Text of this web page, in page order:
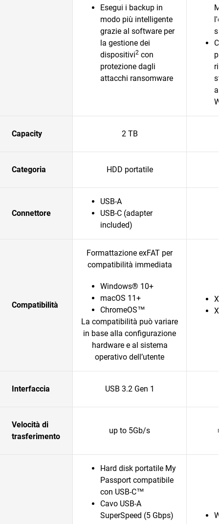
Esegui i backup in
modo più intelligente
grazie al software per
la gestione dei
dispositivi2 con
protezione dagli
attacchi ransomware
Capacity 2 TB
Categoria HDD portatile
Connettore
USB-A
USB-C (adapter
included)
Compatibilità
Formattazione exFAT per
compatibilità immediata
Windows® 10+
macOS 11+
ChromeOS™
La compatibilità può variare
in base alla configurazione
hardware e al sistema
operativo dell’utente
Interfaccia USB 3.2 Gen 1
Velocità di
trasferimento
up to 5Gb/s
Hard disk portatile My
Passport compatibile
con USB-C™
Cavo USB-A
SuperSpeed (5 Gbps)